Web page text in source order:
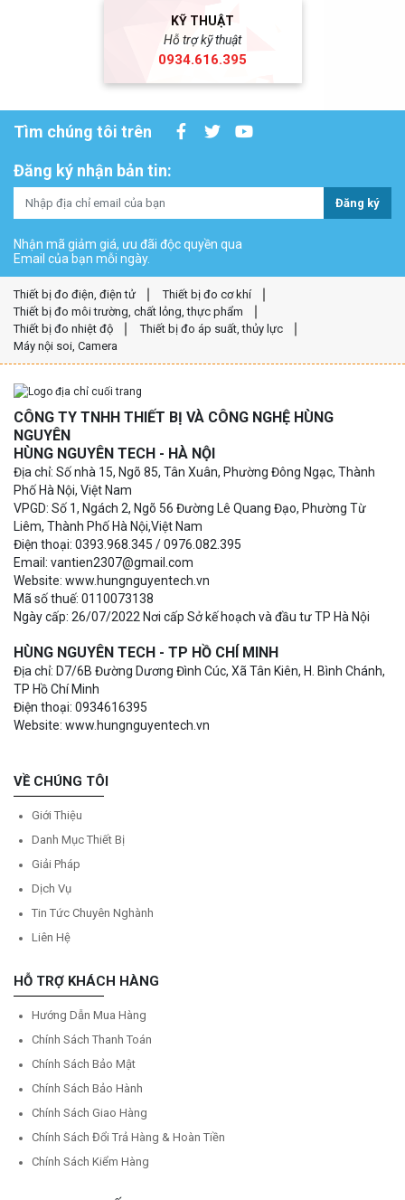
KỸ THUẬT
Hỗ trợ kỹ thuật
0934.616.395
Tìm chúng tôi trên
Đăng ký nhận bản tin:
Đăng ký
Nhận mã giảm giá, ưu đãi độc quyền qua
Email của bạn mỗi ngày.
Thiết bị đo điện, điện tử
Thiết bị đo cơ khí
Thiết bị đo môi trường, chất lỏng, thực phẩm
Thiết bị đo nhiệt độ
Thiết bị đo áp suất, thủy lực
Máy nội soi, Camera
CÔNG TY TNHH THIẾT BỊ VÀ CÔNG NGHỆ HÙNG
NGUYÊN
HÙNG NGUYÊN TECH - HÀ NỘI
Địa chỉ: Số nhà 15, Ngõ 85, Tân Xuân, Phường Đông Ngạc, Thành
Phố Hà Nội, Việt Nam
VPGD: Số 1, Ngách 2, Ngõ 56 Đường Lê Quang Đạo, Phường Từ
Liêm, Thành Phố Hà Nội,Việt Nam
Điện thoại: 0393.968.345 / 0976.082.395
Email: vantien2307@gmail.com
Website: www.hungnguyentech.vn
Mã số thuế: 0110073138
Ngày cấp: 26/07/2022 Nơi cấp Sở kế hoạch và đầu tư TP Hà Nội
HÙNG NGUYÊN TECH - TP HỒ CHÍ MINH
Địa chỉ: D7/6B Đường Dương Đình Cúc, Xã Tân Kiên, H. Bình Chánh,
TP Hồ Chí Minh
Điện thoại: 0934616395
Website: www.hungnguyentech.vn
VỀ CHÚNG TÔI
Giới Thiệu
Danh Mục Thiết Bị
Giải Pháp
Dịch Vụ
Tin Tức Chuyên Nghành
Liên Hệ
HỖ TRỢ KHÁCH HÀNG
Hướng Dẫn Mua Hàng
Chính Sách Thanh Toán
Chính Sách Bảo Mật
Chính Sách Bảo Hành
Chính Sách Giao Hàng
Chính Sách Đổi Trả Hàng & Hoàn Tiền
Chính Sách Kiểm Hàng